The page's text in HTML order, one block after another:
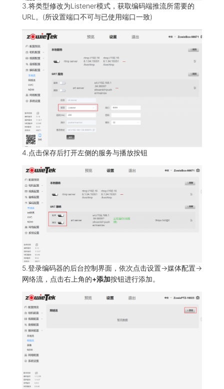
3.将类型修改为Listener模式，获取编码端推流所需要的
URL。(所设置端口不可与已使用端口一致)
4.点击保存后打开左侧的服务与播放按钮
5.登录编码器的后台控制界面，依次点击设置->媒体配置->
网络流，点击右上角的+添加按钮进行添加。